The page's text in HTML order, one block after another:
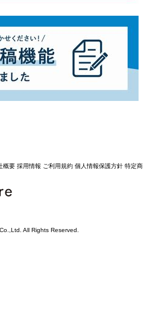
概要 採用情報 ご利用規約 個人情報保護方針 特定商
All Rights Reserved.